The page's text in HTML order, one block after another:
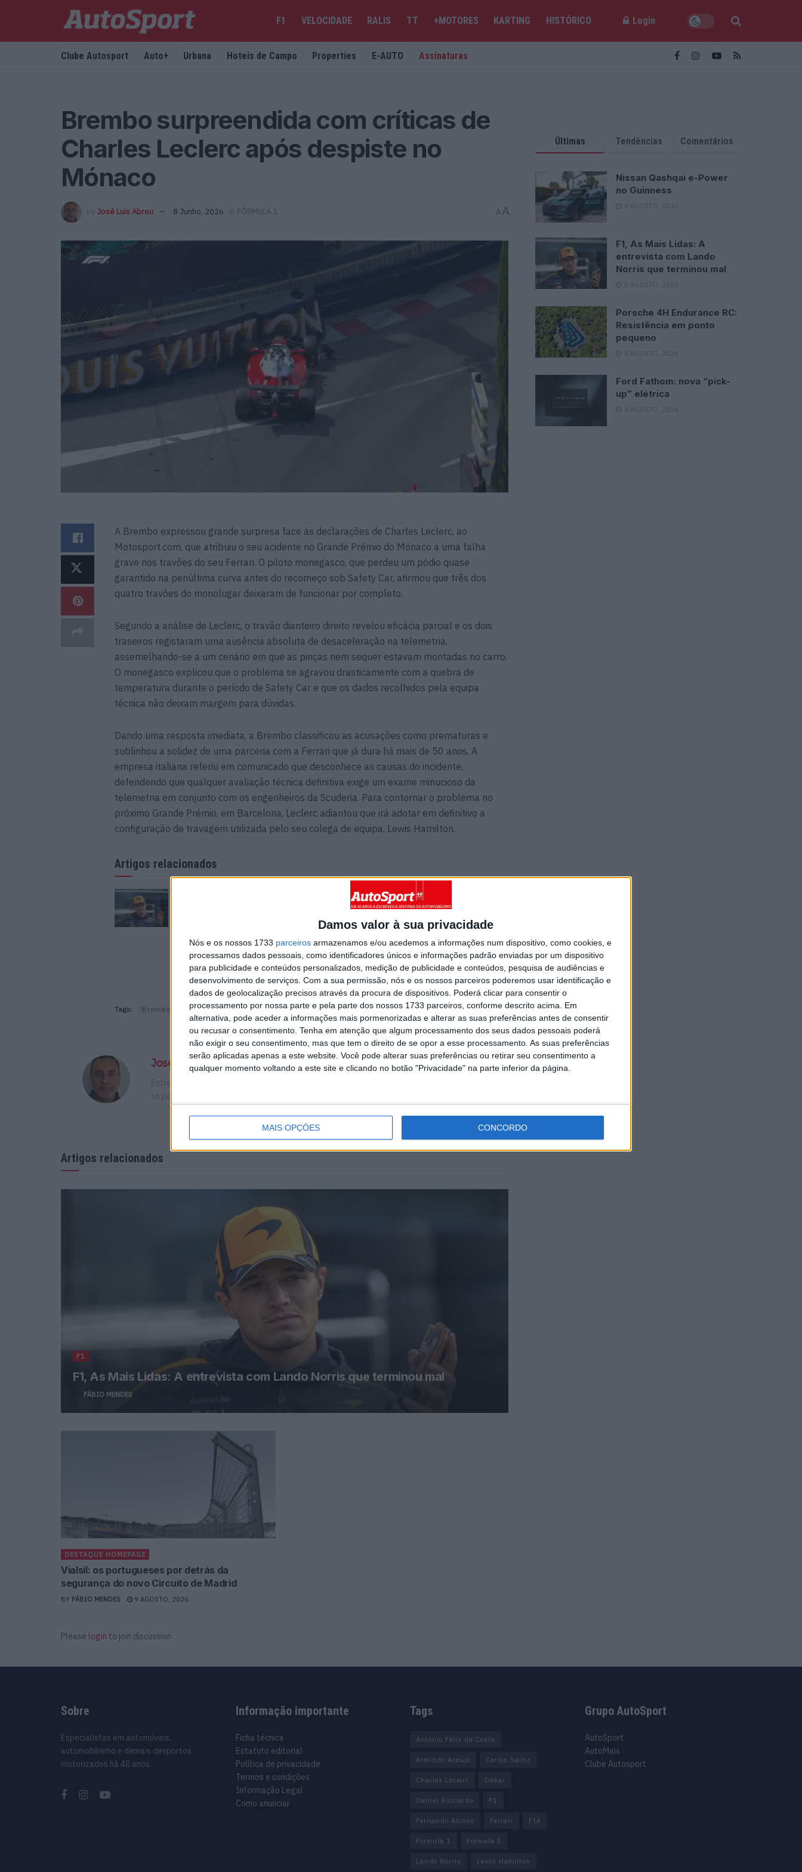
Damos valor à sua privacidade
Nós e os nossos 1733 parceiros armazenamos e/ou acedemos a informações num dispositivo, como cookies, e
processamos dados pessoais, como identificadores únicos e informações padrão enviadas por um dispositivo
para publicidade e conteúdos personalizados, medição de publicidade e conteúdos, pesquisa de audiências e
desenvolvimento de serviços. Com a sua permissão, nós e os nossos parceiros poderemos usar identificação e
dados de geolocalização precisos através da procura de dispositivos. Poderá clicar para consentir o
processamento por nossa parte e pela parte dos nossos 1733 parceiros, conforme descrito acima. Em
alternativa, pode aceder a informações mais pormenorizadas e alterar as suas preferências antes de consentir
ou recusar o consentimento. Tenha em atenção que algum processamento dos seus dados pessoais poderá
não exigir o seu consentimento, mas que tem o direito de se opor a esse processamento. As suas preferências
serão aplicadas apenas a este website. Você pode alterar suas preferências ou retirar seu consentimento a
qualquer momento voltando a este site e clicando no botão "Privacidade" na parte inferior da página.
MAIS OPÇÕES CONCORDO
F1 VELOCIDADE RALIS TT +MOTORES KARTING HISTÓRICO Login
Clube Autosport Auto+ Urbana Hoteis de Campo Properties E-AUTO Assinaturas
Brembo surpreendida com críticas de
Charles Leclerc após despiste no
Mónaco
by José Luis Abreu 8 Junho, 2026 in FÓRMULA 1 AA
A Brembo expressou grande surpresa face às declarações de Charles Leclerc, ao
Motosport.com, que atribuiu o seu acidente no Grande Prémio do Mónaco a uma falha
grave nos travões do seu Ferrari. O piloto monegasco, que perdeu um pódio quase
garantido na penúltima curva antes do recomeço sob Safety Car, afirmou que três dos
quatro travões do monolugar deixaram de funcionar por completo.
Segundo a análise de Leclerc, o travão dianteiro direito revelou eficácia parcial e os dois
traseiros registaram uma ausência absoluta de desaceleração na telemetria,
assemelhando-se a um cenário em que as pinças nem sequer estavam montadas no carro.
O monegasco explicou que o problema se agravou drasticamente com a quebra de
temperatura durante o período de Safety Car e que os dados recolhidos pela equipa
técnica não deixam margem para dúvidas.
Dando uma resposta imediata, a Brembo classificou as acusações como prematuras e
sublinhou a solidez de uma parceria com a Ferrari que já dura há mais de 50 anos. A
empresa italiana referiu em comunicado que desconhece as causas do incidente,
defendendo que qualquer avaliação técnica definitiva exige um exame minucioso da
telemetria em conjunto com os engenheiros da Scuderia. Para contornar o problema no
próximo Grande Prémio, em Barcelona, Leclerc adiantou que irá adotar em definitivo a
configuração de travagem utilizada pelo seu colega de equipa, Lewis Hamilton.
Artigos relacionados
Vialsil: os portugueses por
detrás da segurança do novo
9 AGOSTO, 2026
Tags: Brembo Leclerc
José Luis Abreu
Entre curvas e muito pó, descobri que o olhar treinado pela fotografia e a paixão pelos ralis
só podiam levar a um destino: o jornalismo desportivo. E já lá vão mais de 30 anos…
Artigos relacionados
F1
F1, As Mais Lidas: A entrevista com Lando Norris que terminou mal
FÁBIO MENDES
DESTAQUE HOMEPAGE
Vialsil: os portugueses por detrás da
segurança do novo Circuito de Madrid
BY FÁBIO MENDES 9 AGOSTO, 2026
Please login to join discussion
Últimas Tendências Comentários
Nissan Qashqai e-Power
no Guinness
8 AGOSTO, 2026
F1, As Mais Lidas: A
entrevista com Lando
Norris que terminou mal
8 AGOSTO, 2026
Porsche 4H Endurance RC:
Resistência em ponto
pequeno
8 AGOSTO, 2026
Ford Fathom: nova “pick-
up” elétrica
8 AGOSTO, 2026
Sobre
Especialistas em automóveis,
automobilismo e demais desportos
motorizados há 48 anos.
Informação importante
Ficha técnica
Estatuto editorial
Política de privacidade
Termos e condições
Informação Legal
Como anunciar
Tags
António Félix da Costa
Armindo Araújo Carlos Sainz
Charles Leclerc Dakar
Daniel Ricciardo F1
Fernando Alonso Ferrari FIA
Fórmula 1 Fórmula E
Lando Norris Lewis Hamilton
Grupo AutoSport
AutoSport
AutoMais
Clube Autosport